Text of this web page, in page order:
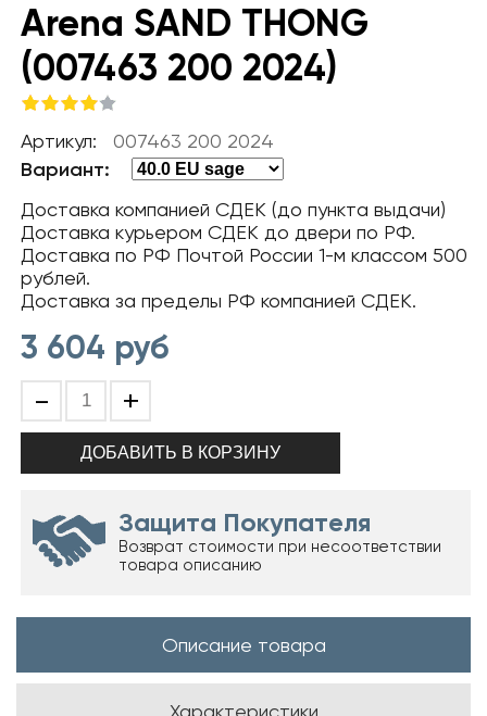
Arena SAND THONG
(007463 200 2024)
Артикул: 007463 200 2024
Вариант:
Доставка компанией СДЕК (до пункта выдачи)
Доставка курьером СДЕК до двери по РФ.
Доставка по РФ Почтой России 1-м классом 500
рублей.
Доставка за пределы РФ компанией СДЕК.
3 604 руб
- +
Защита Покупателя
Возврат стоимости при несоответствии
товара описанию
Описание товара
Характеристики